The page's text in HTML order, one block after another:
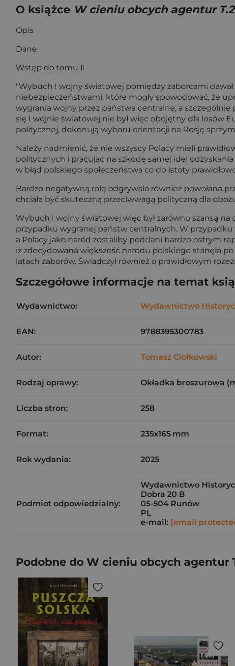
O książce W cieniu obcych agentur
Opis
Dane
Wstęp do tomu II
"Wybuch I wojny światowej pomiędzy zaborcami
niebezpieczeństwami, które mogły spowodować, że
wygrania wojny przez państwa centralne, a
się I wojnie światowej nie był więc obojętny dla losów
politycznej, dokonują wyboru orientacji na Rosję
Należy nadmienić, że nie wszyscy Polacy mieli
politycznych i pracując na szkodę samej idei
w błąd polskiego społeczeństwa co do istoty
Bardzo negatywną rolę odgrywała również powołana
chciała być skuteczną przeciwwagą polityczną dla
Wybuch I wojny światowej więc był zarówno szansą
przypadku wygranej państw centralnych. W
a Polacy jako naród zostaliby poddani bardzo ostrym
iż zdecydowana większość narodu polskiego stanęła
latach zaborów. Świadczył również o prawidłowym
Szczegółowe informacje na temat
Wydawnictwo: Wydawnictwo
EAN: 9788395300783
Autor: Tomasz Ciołkowski
Rodzaj oprawy: Okładka broszurowa
Liczba stron: 258
Format: 235x165 mm
Rok wydania: 2025
Podmiot odpowiedzialny:
Wydawnictwo
Dobra 20 B
05-504 Runów
PL
e-mail: [email
Podobne do W cieniu obcych agentur